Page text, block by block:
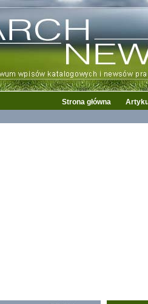
Strona główna